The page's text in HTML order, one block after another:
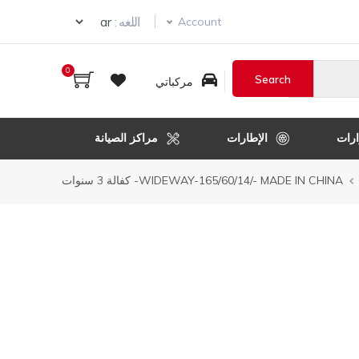
Account اللغه :
Select your language
مركباتي
0
الإطارات مراكز الصيانة
WIDEWAY-165/60/14/- MADE IN CHINA- كفالة 3 سنوات